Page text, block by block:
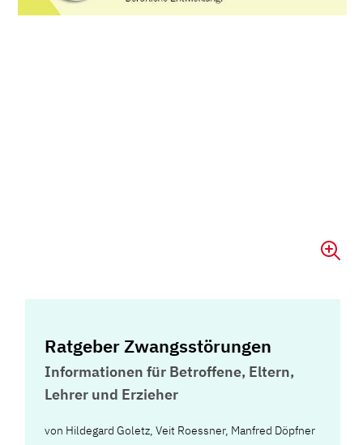
Ratgeber Zwangsstörungen
Informationen für Betroffene, Eltern,
Lehrer und Erzieher
von Hildegard Goletz,Veit Roessner, Manfred Döpfner